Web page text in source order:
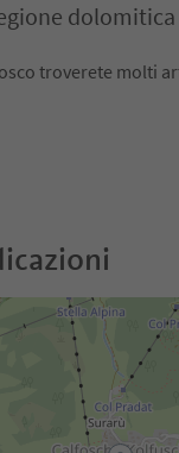
troverete molti